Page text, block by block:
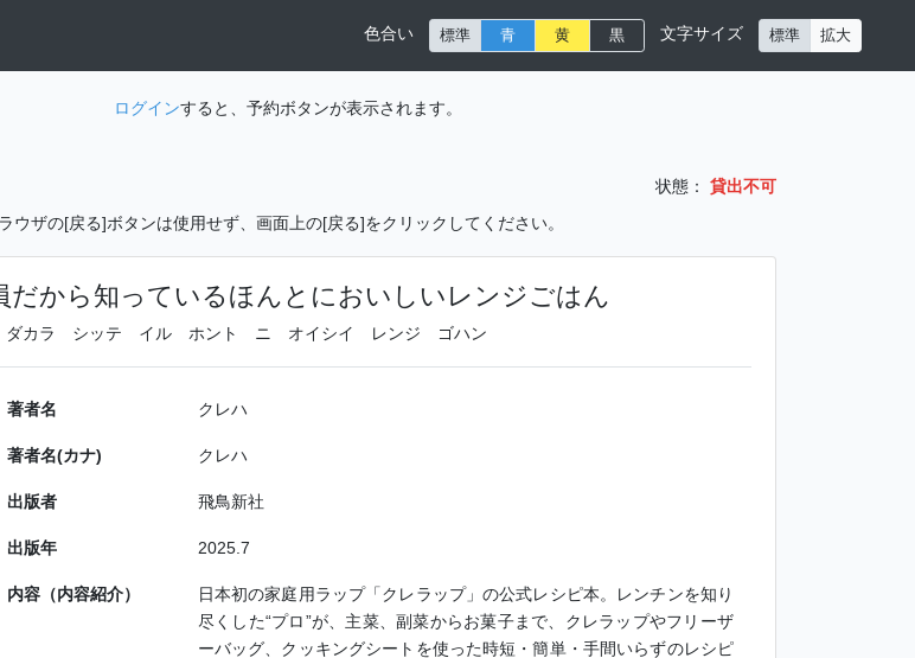
色合い 標準 青 黄 黒 文字サイズ 標準 拡大
ログインすると、予約ボタンが表示されます。
状態：
貸出不可
ウザの[戻る]ボタンは使用せず、画面上の[戻る]をクリックしてください。
だから知っているほんとにおいしいレンジごはん
ダカラ シッテ イル ホント ニ オイシイ レンジ ゴハン
著者名 クレハ
著者名(カナ) クレハ
出版者 飛鳥新社
出版年 2025.7
内容（内容紹介）
日本初の家庭用ラップ「クレラップ」の公式レシピ本。レンチンを知り
尽くした“プロ”が、主菜、副菜からお菓子まで、クレラップやフリーザ
ーバッグ、クッキングシートを使った時短・簡単・手間いらずのレシピ